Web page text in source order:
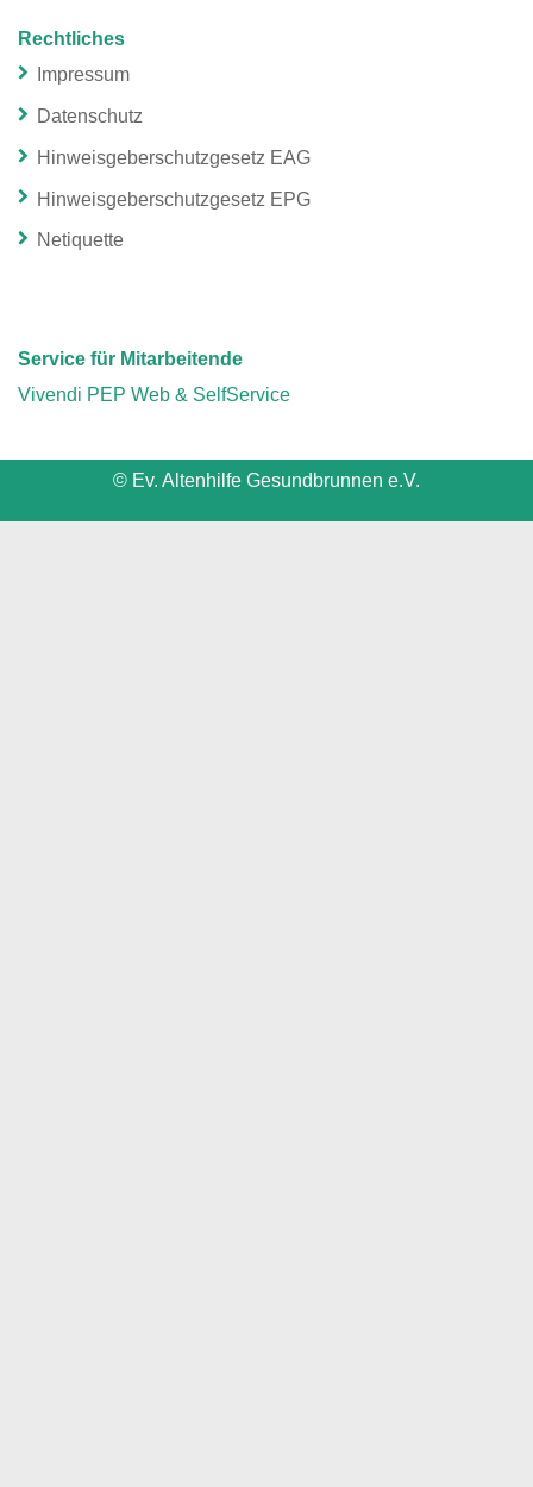
Rechtliches
Impressum
Datenschutz
Hinweisgeberschutzgesetz EAG
Hinweisgeberschutzgesetz EPG
Netiquette
Service für Mitarbeitende
Vivendi PEP Web & SelfService
© Ev. Altenhilfe Gesundbrunnen e.V.